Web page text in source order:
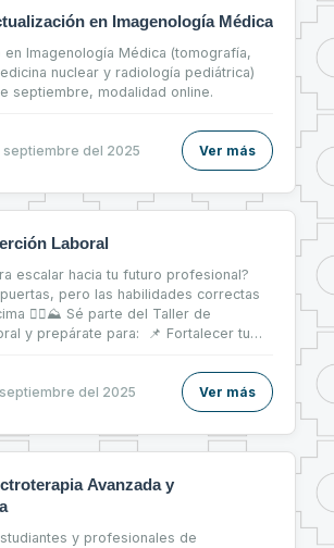
en Imagenología Médica
en Imagenología Médica (tomografía,
nuclear y radiología pediátrica)
septiembre, modalidad online.
del 2025 Ver más
Laboral
escalar hacia tu futuro profesional?
pero las habilidades correctas
🧗‍♀⛰ Sé parte del Taller de
y prepárate para: 📌 Fortalecer tu
firmes en el mercado laboral 💼
del 2025
Ver más
Avanzada y
y profesionales de